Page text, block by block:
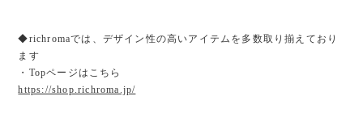
◆richromaでは、デザイン性の高いアイテムを多数取り揃えており
ます
・Topページはこちら
https://shop.richroma.jp/